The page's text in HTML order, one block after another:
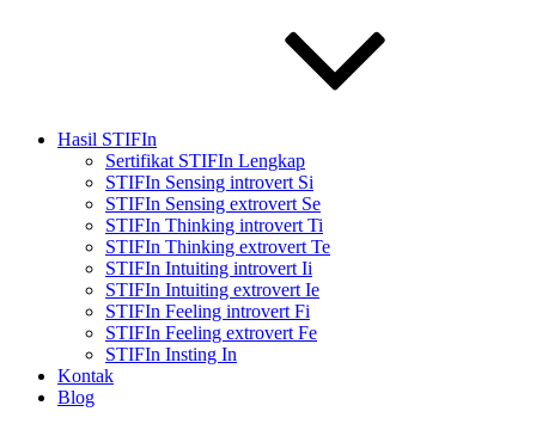
Hasil STIFIn
Sertifikat STIFIn Lengkap
STIFIn Sensing introvert Si
STIFIn Sensing extrovert Se
STIFIn Thinking introvert Ti
STIFIn Thinking extrovert Te
STIFIn Intuiting introvert Ii
STIFIn Intuiting extrovert Ie
STIFIn Feeling introvert Fi
STIFIn Feeling extrovert Fe
STIFIn Insting In
Kontak
Blog